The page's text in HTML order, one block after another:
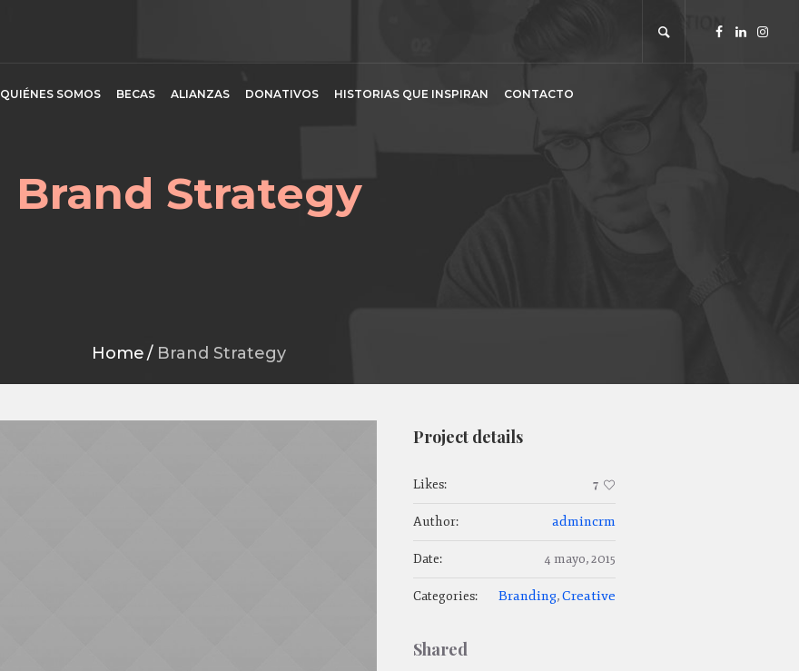
QUIÉNES SOMOS BECAS ALIANZAS DONATIVOS HISTORIAS QUE INSPIRAN CONTACTO
Brand Strategy
Home/ Brand Strategy
Project details
Likes: 7
Author: admincrm
Date: 4 mayo, 2015
Categories: Branding,Creative
Shared